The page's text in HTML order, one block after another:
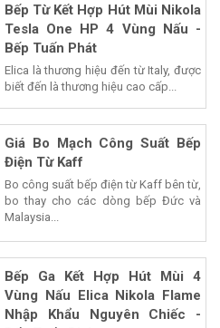
Bếp Từ Kết Hợp Hút Mùi Nikola
Tesla One HP 4 Vùng Nấu -
Bếp Tuấn Phát
Elica là thương hiệu đến từ Italy, được
biết đến là thương hiệu cao cấp...
Giá Bo Mạch Công Suất Bếp
Điện Từ Kaff
Bo công suất bếp điện từ Kaff bên từ,
bo thay cho các dòng bếp Đức và
Malaysia...
Bếp Ga Kết Hợp Hút Mùi 4
Vùng Nấu Elica Nikola Flame
Nhập Khẩu Nguyên Chiếc -